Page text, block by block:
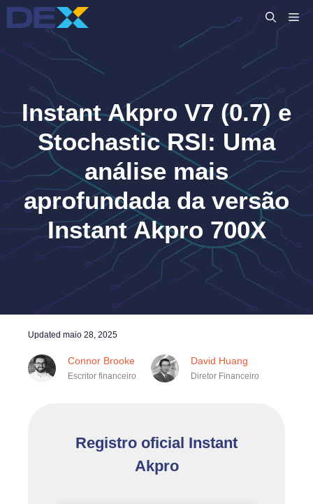
Pular
para
conteúdo
Instant Akpro V7 (0.7) e
Stochastic RSI: Uma
análise mais
aprofundada da versão
Instant Akpro 700X
Updated maio 28, 2025
Connor Brooke
Escritor financeiro
David Huang
Diretor Financeiro
Registro oficial Instant
Akpro